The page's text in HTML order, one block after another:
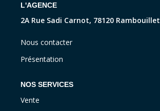
L'AGENCE
2A Rue Sadi Carnot, 78120 Rambouillet
Nous contacter
Présentation
NOS SERVICES
Vente